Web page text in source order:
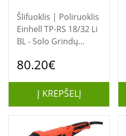
Šlifuoklis | Poliruoklis
Einhell TP-RS 18/32 Li
BL - Solo Grindų
24000 RPM Juoda,
80.20€
Į KREPŠELĮ